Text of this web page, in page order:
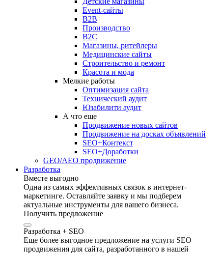
Event-сайты
B2B
Производство
B2C
Магазины, ритейлеры
Медицинские сайты
Строительство и ремонт
Красота и мода
Мелкие работы
Оптимизация сайта
Технический аудит
Юзабилити аудит
А что еще
Продвижение новых сайтов
Продвижение на досках объявлений
SEO+Контекст
SEO+Доработки
GEO/AEO продвижение
Разработка
Вместе выгодно
Одна из самых эффективных связок в интернет-
маркетинге. Оставляйте заявку и мы подберем
актуальные инструменты для вашего бизнеса.
Получить предложение
Разработка + SEO
Еще более выгодное предложение на услуги SEO
продвижения для сайта, разработанного в нашей